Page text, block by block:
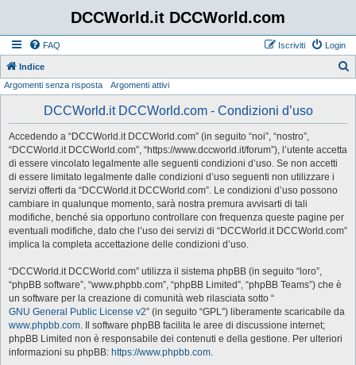
DCCWorld.it DCCWorld.com
FAQ Login
Iscriviti
Indice
Argomenti senza risposta Argomenti attivi
DCCWorld.it DCCWorld.com - Condizioni d’uso
Accedendo a “DCCWorld.it DCCWorld.com” (in seguito “noi”, “nostro”,
“DCCWorld.it DCCWorld.com”, “https://www.dccworld.it/forum”), l’utente accetta
di essere vincolato legalmente alle seguenti condizioni d’uso. Se non accetti
di essere limitato legalmente dalle condizioni d’uso seguenti non utilizzare i
servizi offerti da “DCCWorld.it DCCWorld.com”. Le condizioni d’uso possono
cambiare in qualunque momento, sarà nostra premura avvisarti di tali
modifiche, benché sia opportuno controllare con frequenza queste pagine per
eventuali modifiche, dato che l’uso dei servizi di “DCCWorld.it DCCWorld.com”
implica la completa accettazione delle condizioni d’uso.
“DCCWorld.it DCCWorld.com” utilizza il sistema phpBB (in seguito “loro”,
“phpBB software”, “www.phpbb.com”, “phpBB Limited”, “phpBB Teams”) che è
un software per la creazione di comunità web rilasciata sotto “
GNU General Public License v2” (in seguito “GPL”) liberamente scaricabile da
www.phpbb.com. Il software phpBB facilita le aree di discussione internet;
phpBB Limited non è responsabile dei contenuti e della gestione. Per ulteriori
informazioni su phpBB: https://www.phpbb.com.